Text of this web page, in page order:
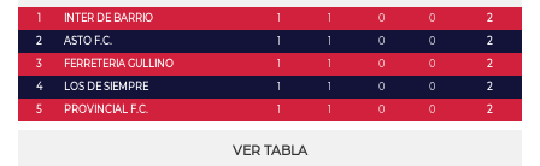
1 INTER DE BARRIO 1 1 0 0
2
2
ASTO F.C. 1 1 0 0
2
3
FERRETERIA GULLINO 1 1 0 0
2
4
LOS DE SIEMPRE 1 1 0 0
2
5
PROVINCIAL F.C. 1 1 0 0 2
VER TABLA